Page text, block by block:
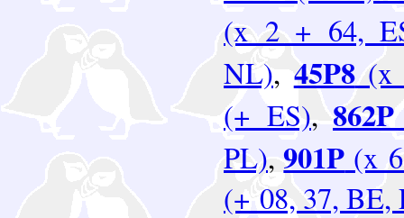
(x 2 + 64,
NL), 45P8(x
(+ ES), 862P
PL),901P (x
(+ 08, 37, BE,